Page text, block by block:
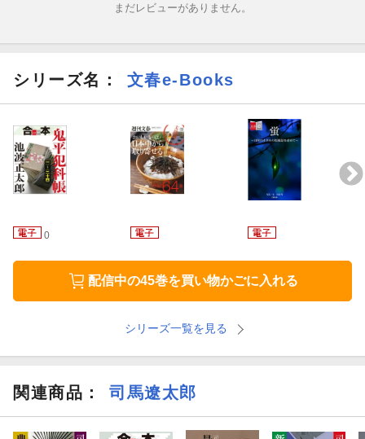
まだレビューがありません。
シリーズ名： 文春e-Books
0
配信中の45巻を買い物かごに入れる
シリーズ一覧を見る
関連商品 ： 司馬遼太郎